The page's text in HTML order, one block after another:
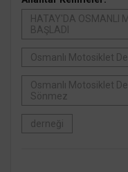
HATAY'DA OSMANLI
BAŞLADI
Osmanlı Motosiklet
Osmanlı Motosiklet
Sönmez
derneği